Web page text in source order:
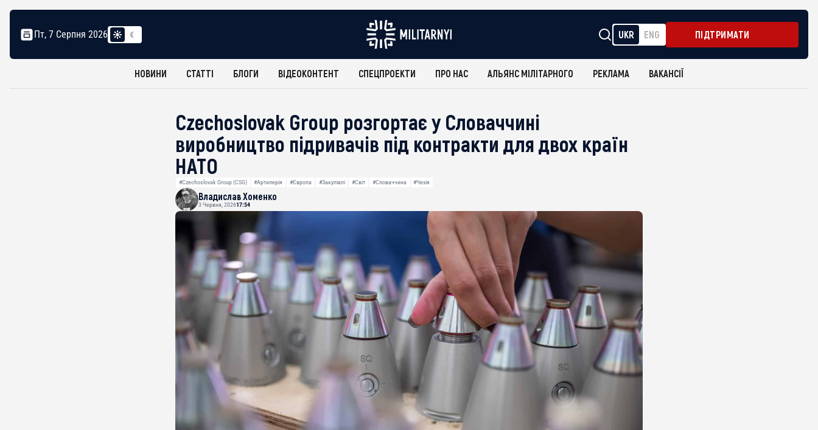
Пт, 7 Серпня 2026 UKR ENG ПІДТРИМАТИ
НОВИНИ СТАТТІ БЛОГИ ВІДЕОКОНТЕНТ СПЕЦПРОЕКТИ ПРО НАС АЛЬЯНС МІЛІТАРНОГО РЕКЛАМА ВАКАНСІЇ
Czechoslovak Group розгортає у Словаччині
виробництво підривачів під контракти для двох країн
НАТО
#Czechoslovak Group (CSG) #Артилерія #Європа #Закупівлі #Світ #Словаччина #Чехія
Владислав Хоменко
3 Червня, 202617:54